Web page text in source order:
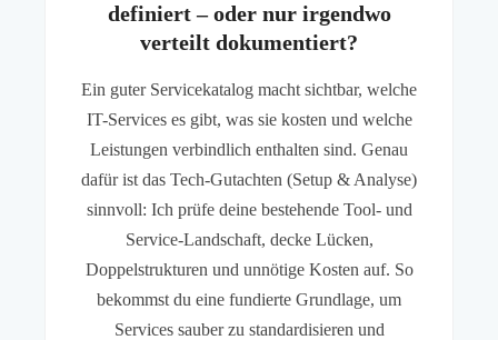
definiert – oder nur irgendwo
verteilt dokumentiert?
Ein guter Servicekatalog macht sichtbar, welche
IT-Services es gibt, was sie kosten und welche
Leistungen verbindlich enthalten sind. Genau
dafür ist das Tech-Gutachten (Setup & Analyse)
sinnvoll: Ich prüfe deine bestehende Tool- und
Service-Landschaft, decke Lücken,
Doppelstrukturen und unnötige Kosten auf. So
bekommst du eine fundierte Grundlage, um
Services sauber zu standardisieren und